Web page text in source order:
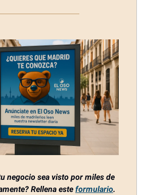
negocio sea visto por miles de
Rellena este formulario.